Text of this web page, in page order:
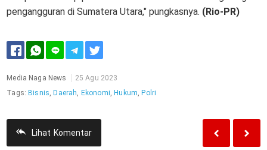
pengangguran di Sumatera Utara," pungkasnya. (Rio-PR)
Media Naga News
25 Agu 2023
Tags: Bisnis, Daerah, Ekonomi, Hukum, Polri
Lihat Komentar